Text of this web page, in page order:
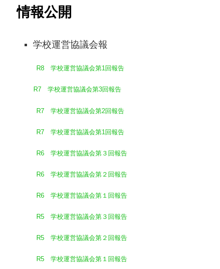
ン
ン
情報公開
学校運営協議会報
R8 学校運営協議会第1回報告
R7 学校運営協議会第3回報告
R7 学校運営協議会第2回報告
R7 学校運営協議会第1回報告
R6 学校運営協議会第３回報告
R6 学校運営協議会第２回報告
R6 学校運営協議会第１回報告
R5 学校運営協議会第３回報告
R5 学校運営協議会第２回報告
R5 学校運営協議会第１回報告